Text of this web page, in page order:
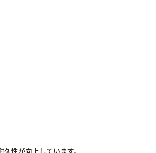
性が向上しています。